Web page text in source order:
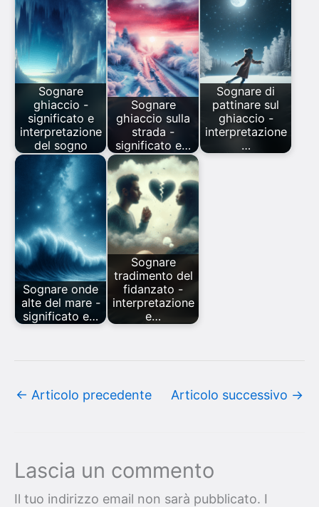
Sognare
ghiaccio -
significato e
interpretazione
del sogno
Sognare
ghiaccio sulla
strada -
significato e…
Sognare di
pattinare sul
ghiaccio -
interpretazione
…
Sognare onde
alte del mare -
significato e…
Sognare
tradimento del
fidanzato -
interpretazione
e…
← Articolo precedente Articolo successivo →
Lascia un commento
Il tuo indirizzo email non sarà pubblicato. I